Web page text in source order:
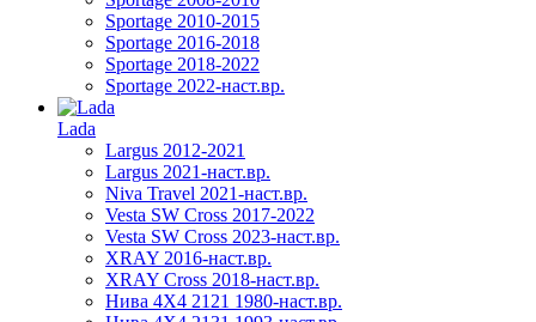
Sportage 2010-2015
Sportage 2016-2018
Sportage 2018-2022
Sportage 2022-наст.вр.
Lada
Largus 2012-2021
Largus 2021-наст.вр.
Niva Travel 2021-наст.вр.
Vesta SW Cross 2017-2022
Vesta SW Cross 2023-наст.вр.
XRAY 2016-наст.вр.
XRAY Cross 2018-наст.вр.
Нива 4X4 2121 1980-наст.вр.